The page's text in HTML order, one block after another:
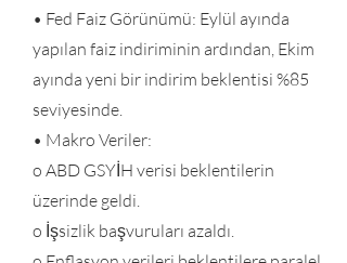
• Fed Faiz Görünümü: Eylül ayında
yapılan faiz indiriminin ardından, Ekim
ayında yeni bir indirim beklentisi %85
seviyesinde.
• Makro Veriler:
o ABD GSYİH verisi beklentilerin
üzerinde geldi.
o İşsizlik başvuruları azaldı.